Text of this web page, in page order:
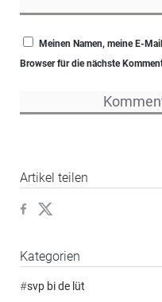
Meinen Namen, meine E-
Browser für die nächste
Artikel teilen
Kategorien
#svp bi de lüt